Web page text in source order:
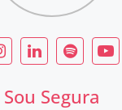
Sou Segura